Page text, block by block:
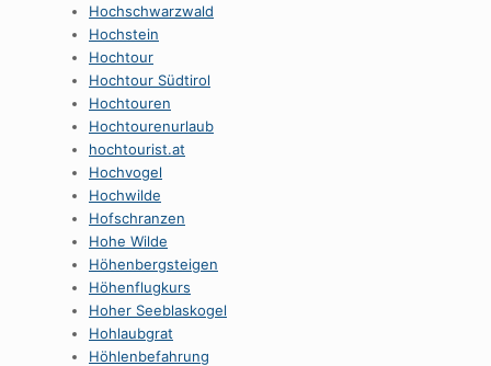
Hochschwarzwald
Hochstein
Hochtour
Hochtour Südtirol
Hochtouren
Hochtourenurlaub
hochtourist.at
Hochvogel
Hochwilde
Hofschranzen
Hohe Wilde
Höhenbergsteigen
Höhenflugkurs
Hoher Seeblaskogel
Hohlaubgrat
Höhlenbefahrung